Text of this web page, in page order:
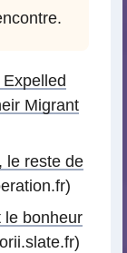
Migrant
le reste de
le bonheur